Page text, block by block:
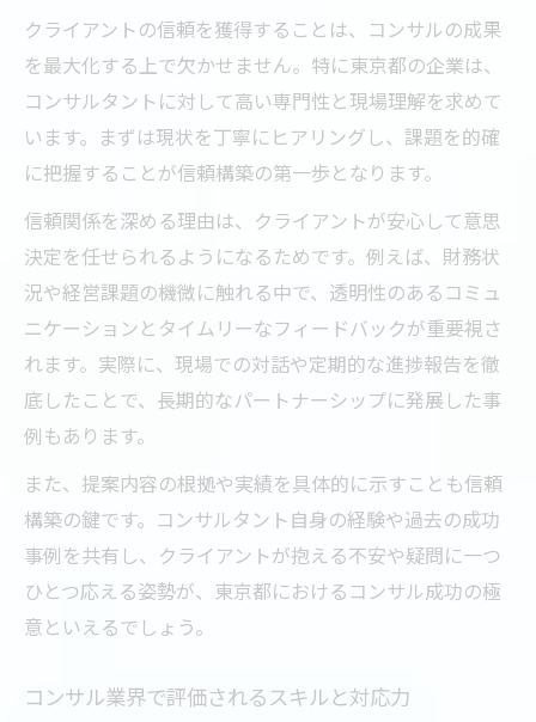
クライアントの信頼を獲得することは、コンサルの成果
を最大化する上で欠かせません。特に東京都の企業は、
コンサルタントに対して高い専門性と現場理解を求めて
います。まずは現状を丁寧にヒアリングし、課題を的確
に把握することが信頼構築の第一歩となります。
信頼関係を深める理由は、クライアントが安心して意思
決定を任せられるようになるためです。例えば、財務状
況や経営課題の機微に触れる中で、透明性のあるコミュ
ニケーションとタイムリーなフィードバックが重要視さ
れます。実際に、現場での対話や定期的な進捗報告を徹
底したことで、長期的なパートナーシップに発展した事
例もあります。
また、提案内容の根拠や実績を具体的に示すことも信頼
構築の鍵です。コンサルタント自身の経験や過去の成功
事例を共有し、クライアントが抱える不安や疑問に一つ
ひとつ応える姿勢が、東京都におけるコンサル成功の極
意といえるでしょう。
コンサル業界で評価されるスキルと対応力